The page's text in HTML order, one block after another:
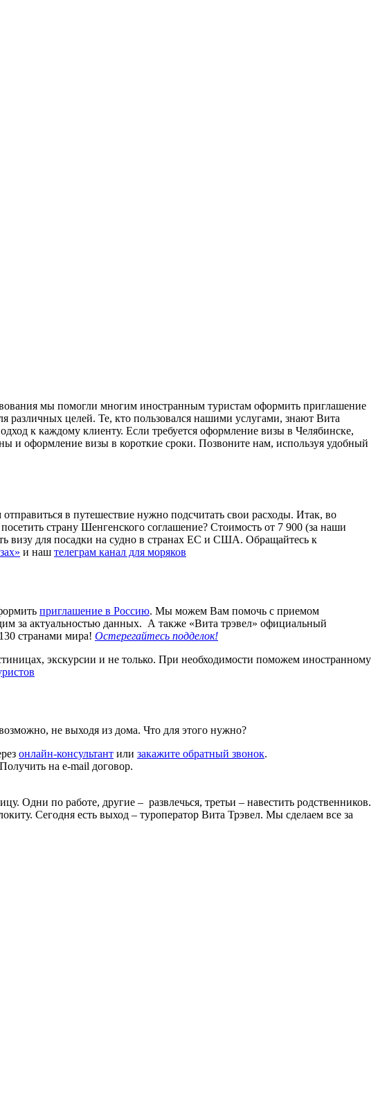
мы помогли многим иностранным туристам оформить приглашение
различных целей. Те, кто пользовался нашими услугами, знают Вита
к каждому клиенту. Если требуется оформление визы в Челябинске,
и оформление визы в короткие сроки. Позвоните нам, используя удобный
в путешествие нужно подсчитать свои расходы. Итак, во
страну Шенгенского соглашение? Стоимость от 7 900 (за наши
для посадки на судно в странах ЕС и США. Обращайтесь к
и наш телеграм канал для моряков
приглашение в Россию. Мы можем Вам помочь с приемом
за актуальностью данных. А также «Вита трэвел» официальный
странами мира! Остерегайтесь подделок!
экскурсии и не только. При необходимости поможем иностранному
не выходя из дома. Что для этого нужно?
онлайн-консультант или закажите обратный звонок.
на e-mail договор.
Одни по работе, другие – развлечься, третьи – навестить родственников.
Сегодня есть выход – туроператор Вита Трэвел. Мы сделаем все за